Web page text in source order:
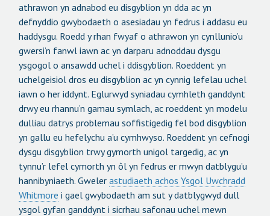
athrawon yn adnabod eu disgyblion yn dda ac yn
defnyddio gwybodaeth o asesiadau yn fedrus i addasu eu
haddysgu. Roedd y rhan fwyaf o athrawon yn cynllunio’u
gwersi’n fanwl iawn ac yn darparu adnoddau dysgu
ysgogol o ansawdd uchel i ddisgyblion. Roeddent yn
uchelgeisiol dros eu disgyblion ac yn cynnig lefelau uchel
iawn o her iddynt. Eglurwyd syniadau cymhleth ganddynt
drwy eu rhannu’n gamau symlach, ac roeddent yn modelu
dulliau datrys problemau soffistigedig fel bod disgyblion
yn gallu eu hefelychu a’u cymhwyso. Roeddent yn cefnogi
dysgu disgyblion trwy gymorth unigol targedig, ac yn
tynnu’r lefel cymorth yn ôl yn fedrus er mwyn datblygu’u
hannibyniaeth. Gweler astudiaeth achos Ysgol Uwchradd
Whitmore i gael gwybodaeth am sut y datblygwyd dull
ysgol gyfan ganddynt i sicrhau safonau uchel mewn